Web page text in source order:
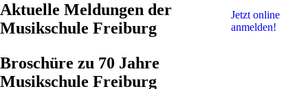
Aktuelle Meldungen der
Musikschule Freiburg
Broschüre zu 70 Jahre
Musikschule Freiburg
Jetzt online
anmelden!